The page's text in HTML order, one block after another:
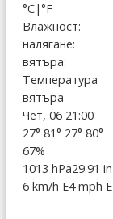
°C|°F
Влажност:
налягане:
вятъра:
Температура
вятъра
Чет, 06 21:00
27° 81° 27° 80°
67%
1013 hPa29.91
6 km/h E4 mph E